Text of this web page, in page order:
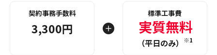
契約事務手数料
3,300円
標準工事費
実質無料
（平日のみ） ※1